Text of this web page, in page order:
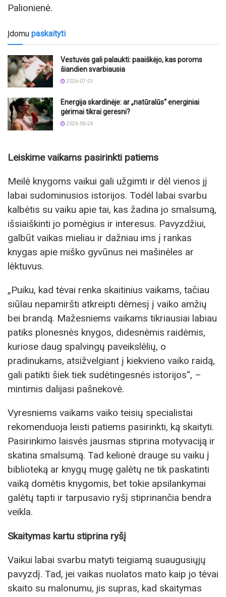
Palionienė.
Įdomu paskaityti
Vestuvės gali palaukti: paaiškėjo, kas poroms
šiandien svarbiausia
2026-07-01
Energija skardinėje: ar „natūralūs“ energiniai
gėrimai tikrai geresni?
2026-06-24
Leiskime vaikams pasirinkti patiems
Meilė knygoms vaikui gali užgimti ir dėl vienos jį
labai sudominusios istorijos. Todėl labai svarbu
kalbėtis su vaiku apie tai, kas žadina jo smalsumą,
išsiaiškinti jo pomėgius ir interesus. Pavyzdžiui,
galbūt vaikas mieliau ir dažniau ims į rankas
knygas apie miško gyvūnus nei mašinėles ar
lėktuvus.
„Puiku, kad tėvai renka skaitinius vaikams, tačiau
siūlau nepamiršti atkreipti dėmesį į vaiko amžių
bei brandą. Mažesniems vaikams tikriausiai labiau
patiks plonesnės knygos, didesnėmis raidėmis,
kuriose daug spalvingų paveikslėlių, o
pradinukams, atsižvelgiant į kiekvieno vaiko raidą,
gali patikti šiek tiek sudėtingesnės istorijos“, –
mintimis dalijasi pašnekovė.
Vyresniems vaikams vaiko teisių specialistai
rekomenduoja leisti patiems pasirinkti, ką skaityti.
Pasirinkimo laisvės jausmas stiprina motyvaciją ir
skatina smalsumą. Tad kelionė drauge su vaiku į
biblioteką ar knygų mugę galėtų ne tik paskatinti
vaiką domėtis knygomis, bet tokie apsilankymai
galėtų tapti ir tarpusavio ryšį stiprinančia bendra
veikla.
Skaitymas kartu stiprina ryšį
Vaikui labai svarbu matyti teigiamą suaugusiųjų
pavyzdį. Tad, jei vaikas nuolatos mato kaip jo tėvai
skaito su malonumu, jis supras, kad skaitymas